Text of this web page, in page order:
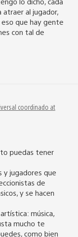
al jugador,
que hay gente
con tal de
coordinado at
puedas tener
y jugadores que
de
y se hacen
música,
mucho te
como bien